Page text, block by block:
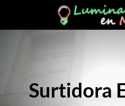
Surtidora